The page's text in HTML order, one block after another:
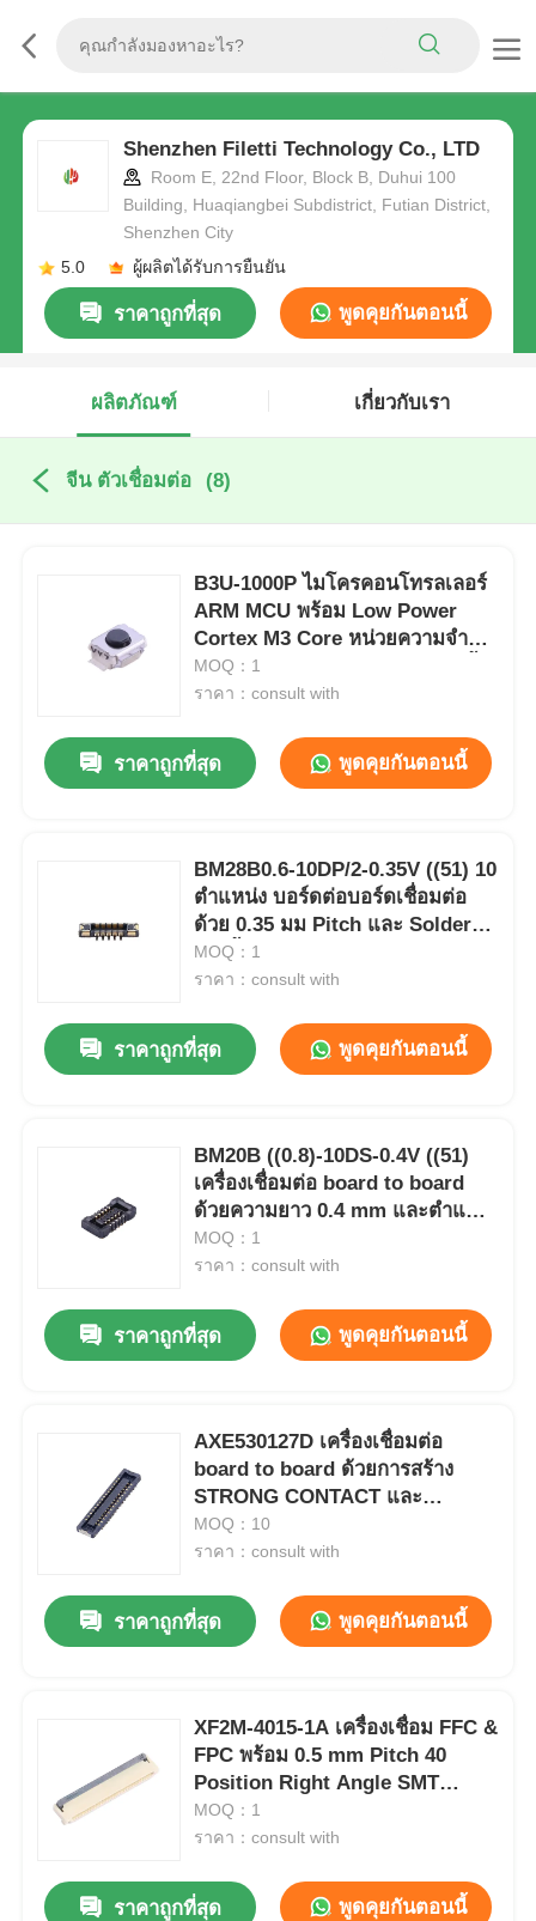
Shenzhen Filetti Technology Co., LTD
Room E, 22nd Floor, Block B, Duhui 100
Building, Huaqiangbei Subdistrict, Futian District,
Shenzhen City
5.0
ผู้ผลิตได้รับการยืนยัน
ราคาถูกที่สุด พูดคุยกันตอนนี้
ผลิตภัณฑ์ เกี่ยวกับเรา
จีน ตัวเชื่อมต่อ (8)
B3U-1000P ไมโครคอนโทรลเลอร์
ARM MCU พร้อม Low Power
Cortex M3 Core หน่วยความจำ
แฟลชฝังตัว 256 kB และการติดตั้ง
แบบ SMD/SMT
MOQ：1
ราคา：consult with
ราคาถูกที่สุด พูดคุยกันตอนนี้
BM28B0.6-10DP/2-0.35V ((51) 10
ตําแหน่ง บอร์ดต่อบอร์ดเชื่อมต่อ
ด้วย 0.35 มม Pitch และ Solder
การสิ้นสุด
MOQ：1
ราคา：consult with
ราคาถูกที่สุด พูดคุยกันตอนนี้
BM20B ((0.8)-10DS-0.4V ((51)
เครื่องเชื่อมต่อ board to board
ด้วยความยาว 0.4 mm และตําแหน่
ง 10 สําหรับการใช้งานความหนา
แน่นสูง
MOQ：1
ราคา：consult with
ราคาถูกที่สุด พูดคุยกันตอนนี้
AXE530127D เครื่องเชื่อมต่อ
board to board ด้วยการสร้าง
STRONG CONTACT และ
โครงสร้างล็อคง่ายสําหรับความสูง
0.8 mm และ 1.0 mm
MOQ：10
ราคา：consult with
ราคาถูกที่สุด พูดคุยกันตอนนี้
XF2M-4015-1A เครื่องเชื่อม FFC &
FPC พร้อม 0.5 mm Pitch 40
Position Right Angle SMT
Board Mount
MOQ：1
ราคา：consult with
ราคาถูกที่สุด พูดคุยกันตอนนี้